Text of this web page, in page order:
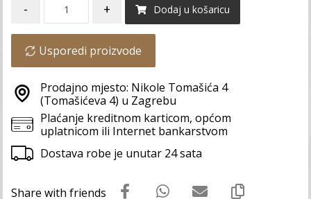
- + Dodaj u košaricu
Usporedi proizvode
Prodajno mjesto: Nikole Tomašića 4
(Tomašićeva 4) u Zagrebu
Plaćanje kreditnom karticom, općom
uplatnicom ili Internet bankarstvom
Dostava robe je unutar 24 sata